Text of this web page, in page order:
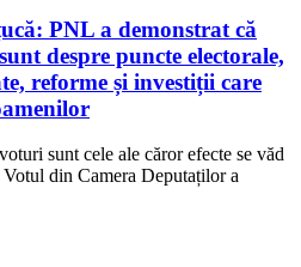
PNL a demonstrat că
despre puncte electorale,
reforme și investiții care
sunt cele ale căror efecte se văd
din Camera Deputaților a